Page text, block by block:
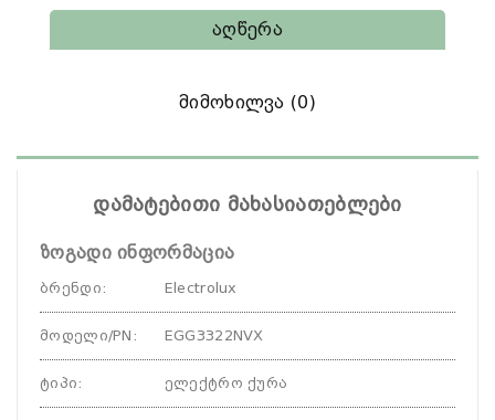
Აღწერა
Მიმოხილვა (0)
დამატებითი მახასიათებლები
ზოგადი ინფორმაცია
ბრენდი: Electrolux
მოდელი/PN : EGG3322NVX
ტიპი: ელექტრო ქურა